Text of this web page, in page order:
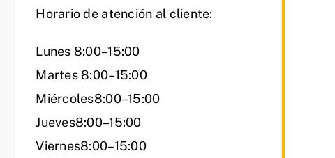
Horario de atención al cliente:
Lunes 8:00–15:00
Martes 8:00–15:00
Miércoles8:00–15:00
Jueves8:00–15:00
Viernes8:00–15:00